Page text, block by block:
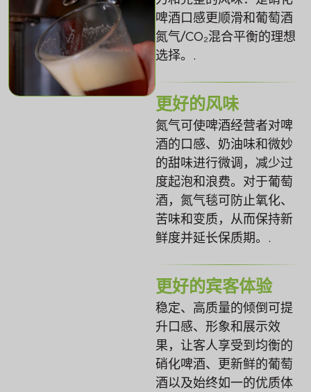
啤酒口感更顺滑和葡萄酒
氮气/CO₂混合平衡的理想
选择。.
更好的风味
氮气可使啤酒经营者对啤
酒的口感、奶油味和微妙
的甜味进行微调，减少过
度起泡和浪费。对于葡萄
酒，氮气毯可防止氧化、
苦味和变质，从而保持新
鲜度并延长保质期。.
更好的宾客体验
稳定、高质量的倾倒可提
升口感、形象和展示效
果，让客人享受到均衡的
硝化啤酒、更新鲜的葡萄
酒以及始终如一的优质体